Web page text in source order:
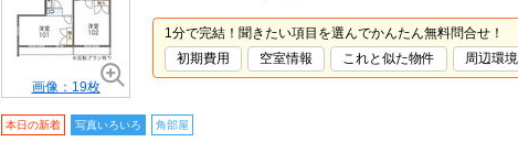
画像：19枚
1分で完結！聞きたい項目を選んでかんたん無料問合せ！
初期費用
空室情報 これと似た物件 周辺環境
本日の新着 写真いろいろ 角部屋